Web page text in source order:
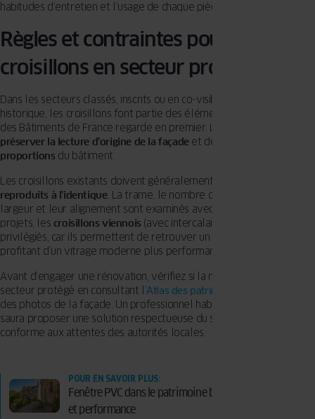
habitudes d’entretien et l’usage de chaque pièce.
Règles et contraintes pour les
croisillons en secteur protégé
Dans les secteurs classés, inscrits ou en co-visibilité d’un monument
historique, les croisillons font partie des éléments que l’Architecte
des Bâtiments de France regarde en premier. Leur rôle est de
préserver la lecture d’origine de la façadeet de
proportions du bâtiment.
Les croisillons existants doivent généralement être
reproduits à l’identique. La trame, le nombre de carreaux, leur
largeur et leur alignement sont examinés avec attention. Dans ces
projets, les croisillons viennois (avec intercalaire) sont souvent
privilégiés, car ils permettent de retrouver un
profitant d’un vitrage moderne plus performant.
Avant d’engager une rénovation, vérifiez si la maison se situe en
secteur protégé en consultant l’Atlas des patrimoines
des photos de la façade. Un professionnel habitué à ces projets
saura proposer une solution respectueuse du style architectural et
conforme aux attentes des autorités locales.
POUR EN SAVOIR PLUS:
Fenêtre PVC dans le patrimoine bâti : concilier histoire
et performance